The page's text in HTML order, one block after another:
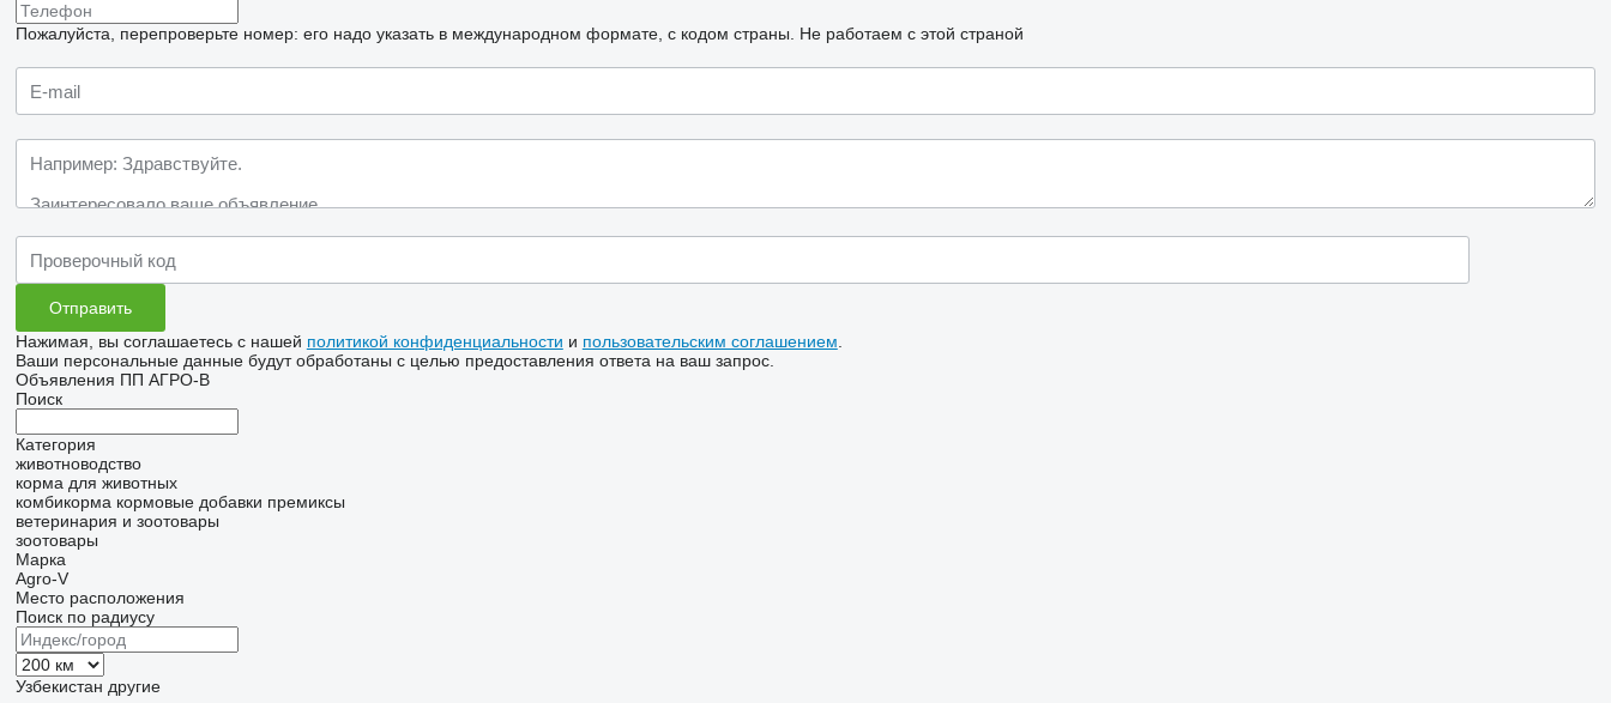
Пожалуйста, перепроверьте номер: его надо указать в международном формате, с кодом страны. Не работаем с этой страной
Нажимая, вы соглашаетесь с нашей политикой конфиденциальности и пользовательским соглашением
Ваши персональные данные будут обработаны с целью предоставления ответа на ваш запрос.
Объявления ПП АГРО-В
Поиск
Категория
животноводство
корма для животных
комбикорма кормовые добавки премиксы
ветеринария и зоотовары
зоотовары
Марка
Agro-V
Место расположения
Поиск по радиусу
Узбекистан другие